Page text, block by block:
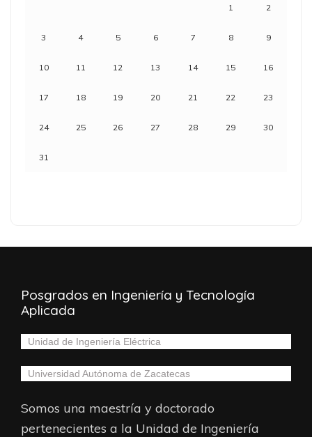
1 2
3 4 5 6 7 8 9
10 11 12 13 14 15 16
17 18 19 20 21 22 23
24 25 26 27 28 29 30
31
Posgrados en Ingeniería y Tecnología
Aplicada
Unidad de Ingeniería Eléctrica
Universidad Autónoma de Zacatecas
Somos una maestría y doctorado
pertenecientes a la Unidad de Ingeniería